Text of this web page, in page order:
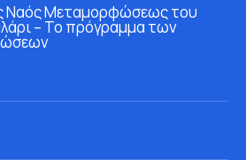
Ναός Μεταμορφώσεως του
– Το πρόγραμμα των